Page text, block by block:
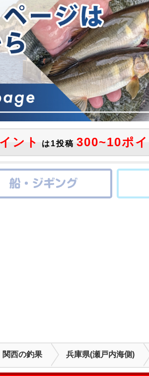
ント は1投稿 300~10ポイ
関西の釣果 兵庫県(瀬戸内海側)